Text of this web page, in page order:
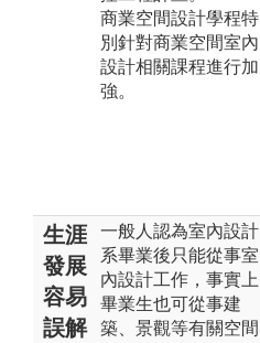
商業空間設計學程特
別針對商業空間室內
設計相關課程進行加
強。
生涯
發展
容易
誤解
一般人認為室內設計
系畢業後只能從事室
內設計工作，事實上
畢業生也可從事建
築、景觀等有關空間